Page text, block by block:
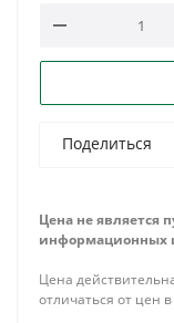
Поделиться
Цена не является
информационных
Цена
отличаться от цен